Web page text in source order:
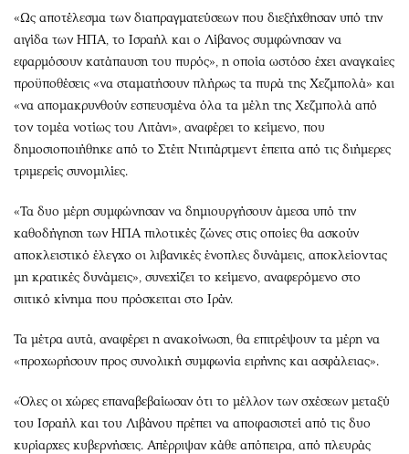
«Ως αποτέλεσμα των διαπραγματεύσεων που διεξήχθησαν υπό την
αιγίδα των ΗΠΑ, το Ισραήλ και ο Λίβανος συμφώνησαν να
εφαρμόσουν κατάπαυση του πυρός», η οποία ωστόσο έχει αναγκαίες
προϋποθέσεις «να σταματήσουν πλήρως τα πυρά της Χεζμπολά» και
«να απομακρυνθούν εσπευσμένα όλα τα μέλη της Χεζμπολά από
τον τομέα νοτίως του Λιτάνι», αναφέρει το κείμενο, που
δημοσιοποιήθηκε από το Στέιτ Ντιπάρτμεντ έπειτα από τις διήμερες
τριμερείς συνομιλίες.
«Τα δυο μέρη συμφώνησαν να δημιουργήσουν άμεσα υπό την
καθοδήγηση των ΗΠΑ πιλοτικές ζώνες στις οποίες θα ασκούν
αποκλειστικό έλεγχο οι λιβανικές ένοπλες δυνάμεις, αποκλείοντας
μη κρατικές δυνάμεις», συνεχίζει το κείμενο, αναφερόμενο στο
σιιτικό κίνημα που πρόσκειται στο Ιράν.
Τα μέτρα αυτά, αναφέρει η ανακοίνωση, θα επιτρέψουν τα μέρη να
«προχωρήσουν προς συνολική συμφωνία ειρήνης και ασφάλειας».
«Όλες οι χώρες επαναβεβαίωσαν ότι το μέλλον των σχέσεων μεταξύ
του Ισραήλ και του Λιβάνου πρέπει να αποφασιστεί από τις δυο
κυρίαρχες κυβερνήσεις. Απέρριψαν κάθε απόπειρα, από πλευράς